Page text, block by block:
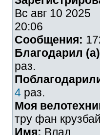
Вс авг 10 2025
20:06
Сообщения:
Благодарил
раз.
4 раз.
Моя
тру фан
Имя: Влад